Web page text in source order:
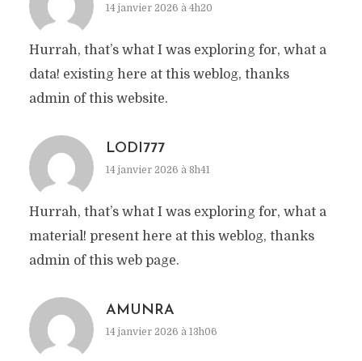
14 janvier 2026 à 4h20
Hurrah, that’s what I was exploring for, what a
data! existing here at this weblog, thanks
admin of this website.
LODI777
14 janvier 2026 à 8h41
Hurrah, that’s what I was exploring for, what a
material! present here at this weblog, thanks
admin of this web page.
AMUNRA
14 janvier 2026 à 13h06